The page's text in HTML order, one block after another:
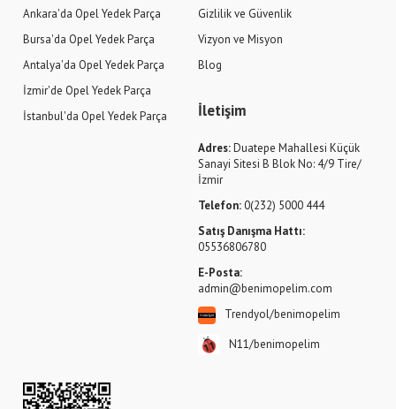
Ankara'da Opel Yedek Parça
Bursa'da Opel Yedek Parça
Antalya'da Opel Yedek Parça
İzmir'de Opel Yedek Parça
İstanbul'da Opel Yedek Parça
Gizlilik ve Güvenlik
Vizyon ve Misyon
Blog
İletişim
Adres:Duatepe Mahallesi Küçük
Sanayi Sitesi B Blok No: 4/9 Tire/
İzmir
Telefon: 0(232) 5000 444
Satış Danışma Hattı:
05536806780
E-Posta:
admin@benimopelim.com
Trendyol/benimopelim
N11/benimopelim